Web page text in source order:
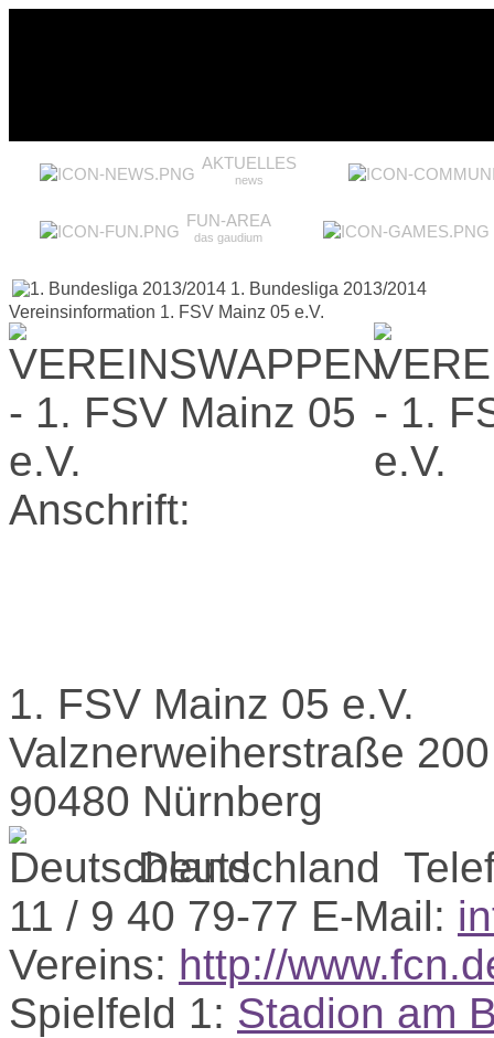
AKTUELLES
news
FUN-AREA
das gaudium
1. Bundesliga 2013/2014
Vereinsinformation 1. FSV Mainz 05 e.V.
Anschrift:
1. FSV Mainz 05 e.V.
Valznerweiherstraße 200
90480 Nürnberg
Deutschland
11 / 9 40 79-77 E-Mail:
Vereins: http://
Spielfeld 1: Stadion am